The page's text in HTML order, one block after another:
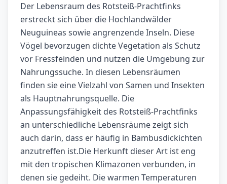
Der Lebensraum des Rotsteiß-Prachtfinks
erstreckt sich über die Hochlandwälder
Neuguineas sowie angrenzende Inseln. Diese
Vögel bevorzugen dichte Vegetation als Schutz
vor Fressfeinden und nutzen die Umgebung zur
Nahrungssuche. In diesen Lebensräumen
finden sie eine Vielzahl von Samen und Insekten
als Hauptnahrungsquelle. Die
Anpassungsfähigkeit des Rotsteiß-Prachtfinks
an unterschiedliche Lebensräume zeigt sich
auch darin, dass er häufig in Bambusdickichten
anzutreffen ist.Die Herkunft dieser Art ist eng
mit den tropischen Klimazonen verbunden, in
denen sie gedeiht. Die warmen Temperaturen